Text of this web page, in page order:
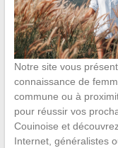
Notre site vous
connaissance de
commune ou à
pour réussir vos
Couinoise et
Internet, généralistes